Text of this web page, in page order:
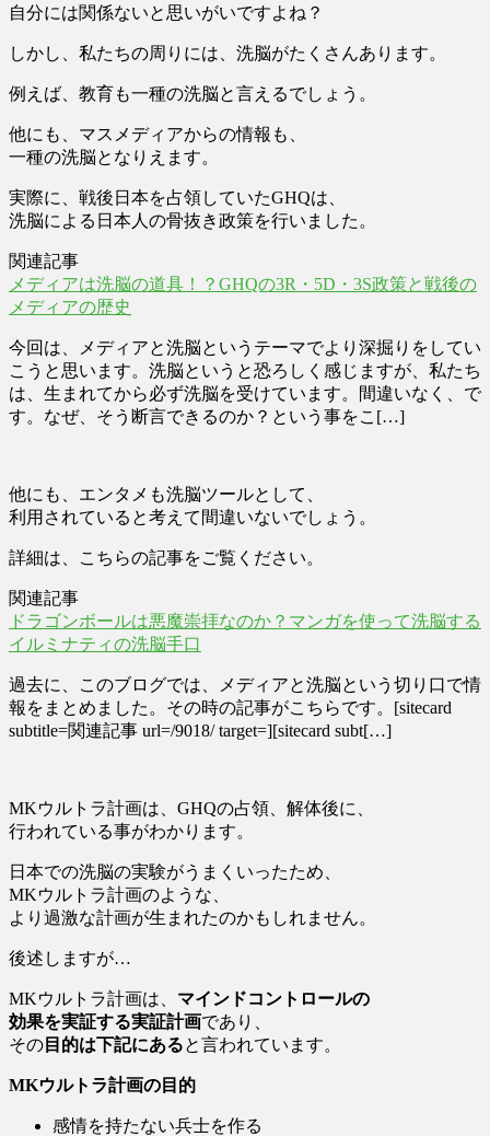
自分には関係ないと思いがいですよね？
しかし、私たちの周りには、洗脳がたくさんあります。
例えば、教育も一種の洗脳と言えるでしょう。
他にも、マスメディアからの情報も、
一種の洗脳となりえます。
実際に、戦後日本を占領していたGHQは、
洗脳による日本人の骨抜き政策を行いました。
関連記事
メディアは洗脳の道具！？GHQの3R・5D・3S政策と戦後の
メディアの歴史
今回は、メディアと洗脳というテーマでより深掘りをしてい
こうと思います。洗脳というと恐ろしく感じますが、私たち
は、生まれてから必ず洗脳を受けています。間違いなく、で
す。なぜ、そう断言できるのか？という事をこ[…]
他にも、エンタメも洗脳ツールとして、
利用されていると考えて間違いないでしょう。
詳細は、こちらの記事をご覧ください。
関連記事
ドラゴンボールは悪魔崇拝なのか？マンガを使って洗脳する
イルミナティの洗脳手口
過去に、このブログでは、メディアと洗脳という切り口で情
報をまとめました。その時の記事がこちらです。[sitecard
subtitle=関連記事 url=/9018/ target=][sitecard subt[…]
MKウルトラ計画は、GHQの占領、解体後に、
行われている事がわかります。
日本での洗脳の実験がうまくいったため、
MKウルトラ計画のような、
より過激な計画が生まれたのかもしれません。
後述しますが…
MKウルトラ計画は、 マインドコントロールの
効果を実証する実証計画であり、
その 目的は下記にあると言われています。
MKウルトラ計画の目的
感情を持たない兵士を作る